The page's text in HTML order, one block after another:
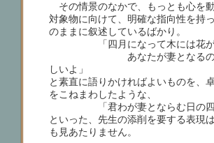
その情景のなかで、もっとも心を
対象物に向けて、明確な指向性を持
のままに叙述しているばかり。
「四月になって木には花が
あなたが妻となるのが
しいよ」
と素直に語りかければよいものを、
をこねまわしたような、
「君わが妻とならむ日の四
といった、先生の添削を要する表現
も見あたりません。